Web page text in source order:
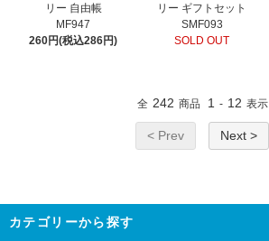
リー 自由帳
MF947
260円(税込286円)
リー ギフトセット
SMF093
SOLD OUT
全 242 商品 1 - 12 表示
< Prev Next >
カテゴリーから探す